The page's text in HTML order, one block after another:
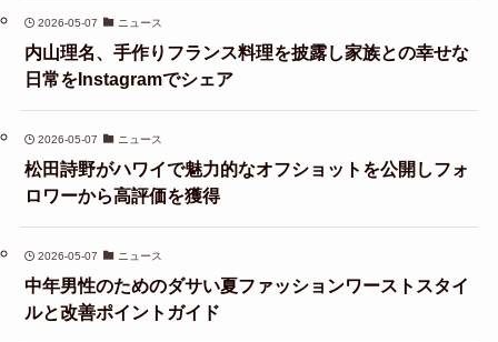
2026-05-07 ニュース
内山理名、手作りフランス料理を披露し家族との幸せな
日常をInstagramでシェア
2026-05-07 ニュース
松田詩野がハワイで魅力的なオフショットを公開しフォ
ロワーから高評価を獲得
2026-05-07 ニュース
中年男性のためのダサい夏ファッションワーストスタイ
ルと改善ポイントガイド